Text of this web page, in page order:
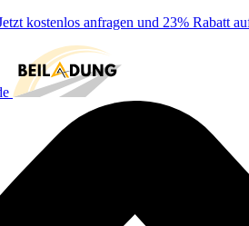
kostenlos anfragen und 23% Rabatt